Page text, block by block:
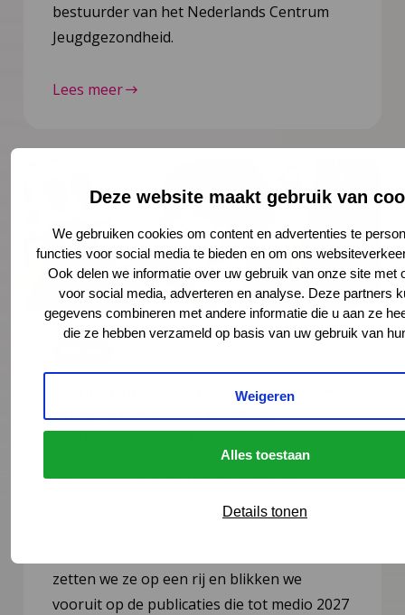
Deze website maakt gebruik van
We gebruiken cookies om content en advertenties te
functies voor social media te bieden en om ons
Ook delen we informatie over uw gebruik van onze site met
voor social media, adverteren en analyse. Deze partners
gegevens combineren met andere informatie die u aan ze
die ze hebben verzameld op basis van uw gebruik van
Weigeren
Alles toestaan
Details tonen
bestuurder van het Nederlands Centrum
Jeugdgezondheid.
Lees meer
Vernieuwing JGZ-richtlijnen 2023–
2026: 8 nieuwe en herziene
Na de publicatie van de herziene JGZ-
richtlijn Kindermishandeling en de nieuwe
zetten we ze op een rij en blikken we
vooruit op de publicaties die tot medio 2027